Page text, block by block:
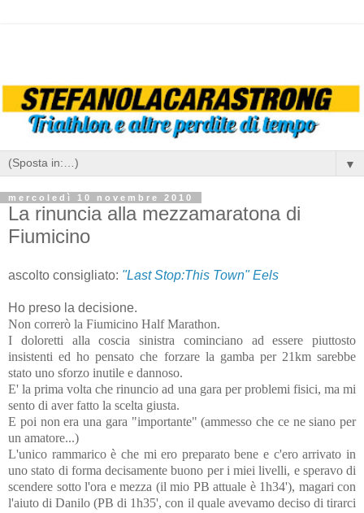
▼
mercoledì 10 novembre 2010
La rinuncia alla mezzamaratona di
Fiumicino
ascolto consigliato: "Last Stop:This Town" Eels
Ho preso la decisione.
Non correrò la Fiumicino Half Marathon.
I doloretti alla coscia sinistra cominciano ad essere piuttosto
insistenti ed ho pensato che forzare la gamba per 21km sarebbe
stato uno sforzo inutile e dannoso.
E' la prima volta che rinuncio ad una gara per problemi fisici, ma mi
sento di aver fatto la scelta giusta.
E poi non era una gara "importante" (ammesso che ce ne siano per
un amatore...)
L'unico rammarico è che mi ero preparato bene e c'ero arrivato in
uno stato di forma decisamente buono per i miei livelli, e speravo di
scendere sotto l'ora e mezza (il mio PB attuale è 1h34'), magari con
l'aiuto di Danilo (PB di 1h35', con il quale avevamo deciso di tirarci